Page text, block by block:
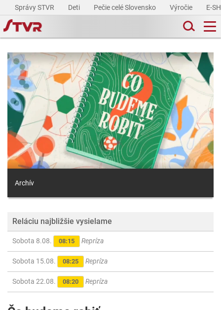
Správy STVR Deti Pečie celé Slovensko Výročie E-
Archív
Reláciu najbližšie vysielame
Sobota 8.08. 08:15 Repríza
Sobota 15.08. 08:25 Repríza
Sobota 22.08. 08:20 Repríza